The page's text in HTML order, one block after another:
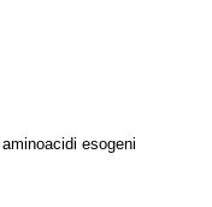
esogeni